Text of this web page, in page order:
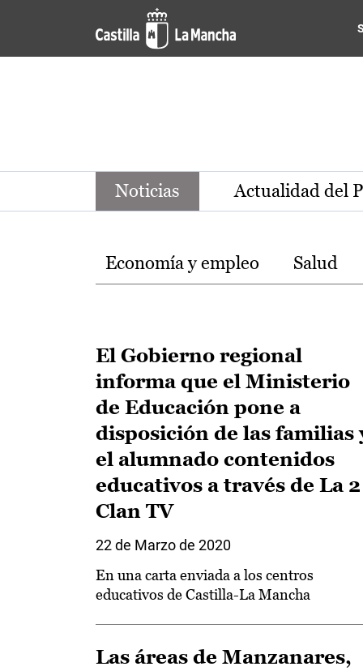
Pasar al contenido principal
Noticias de la región de
Noticias Actualidad del
Temas
Economía y empleo Salud
El Gobierno regional
informa que el Ministerio
de Educación pone a
disposición de las familias
el alumnado contenidos
educativos a través de La
Clan TV
22 de Marzo de 2020
En una carta enviada a los centros
educativos de Castilla-La Mancha
Las áreas de Manzanares,